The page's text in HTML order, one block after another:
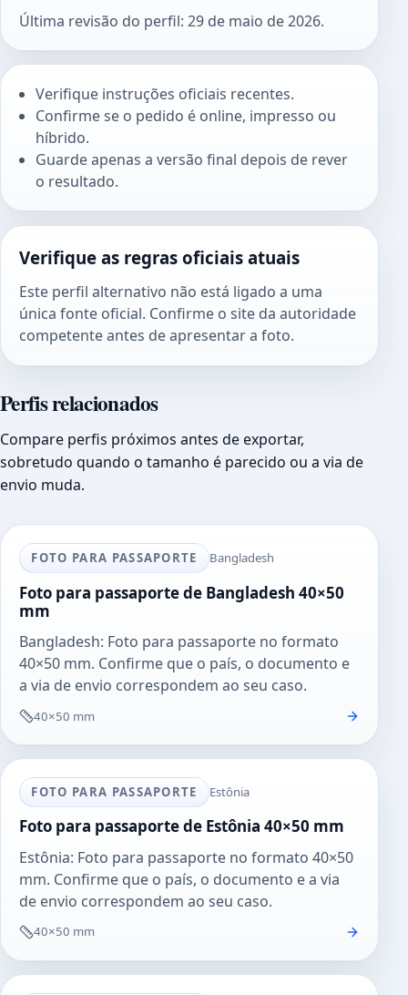
Última revisão do perfil: 29 de maio de 2026.
Verifique instruções oficiais recentes.
Confirme se o pedido é online, impresso ou
híbrido.
Guarde apenas a versão final depois de rever
o resultado.
Verifique as regras oficiais atuais
Este perfil alternativo não está ligado a uma
única fonte oficial. Confirme o site da autoridade
competente antes de apresentar a foto.
Perfis relacionados
Compare perfis próximos antes de exportar,
sobretudo quando o tamanho é parecido ou a via de
envio muda.
FOTO PARA PASSAPORTE Bangladesh
Foto para passaporte de Bangladesh 40×50
mm
Bangladesh: Foto para passaporte no formato
40×50 mm. Confirme que o país, o documento e
a via de envio correspondem ao seu caso.
40×50 mm
FOTO PARA PASSAPORTE Estônia
Foto para passaporte de Estônia 40×50 mm
Estônia: Foto para passaporte no formato 40×50
mm. Confirme que o país, o documento e a via
de envio correspondem ao seu caso.
40×50 mm